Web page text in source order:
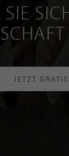
SIE
JETZT